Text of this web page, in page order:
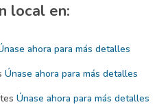
local en:
ahora para más detalles
Únase ahora para más detalles
Únase ahora para más detalles